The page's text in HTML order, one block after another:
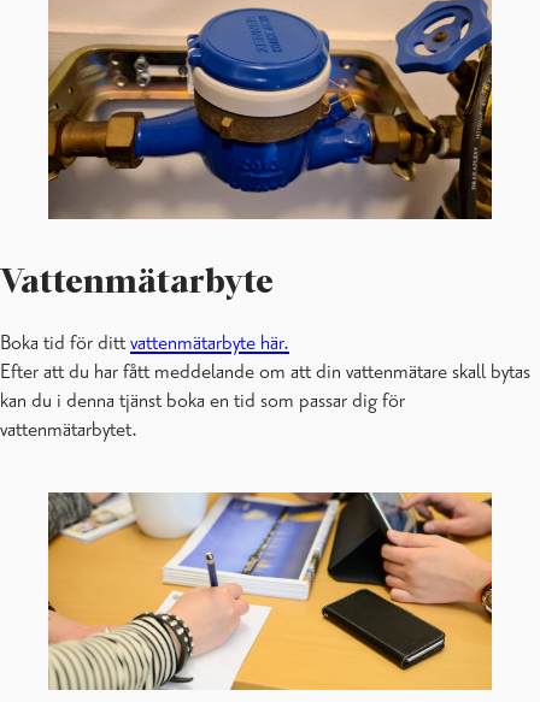
Vattenmätarbyte
Boka tid för ditt vattenmätarbyte här.
Efter att du har fått meddelande om att din vattenmätare skall bytas
kan du i denna tjänst boka en tid som passar dig för
vattenmätarbytet.